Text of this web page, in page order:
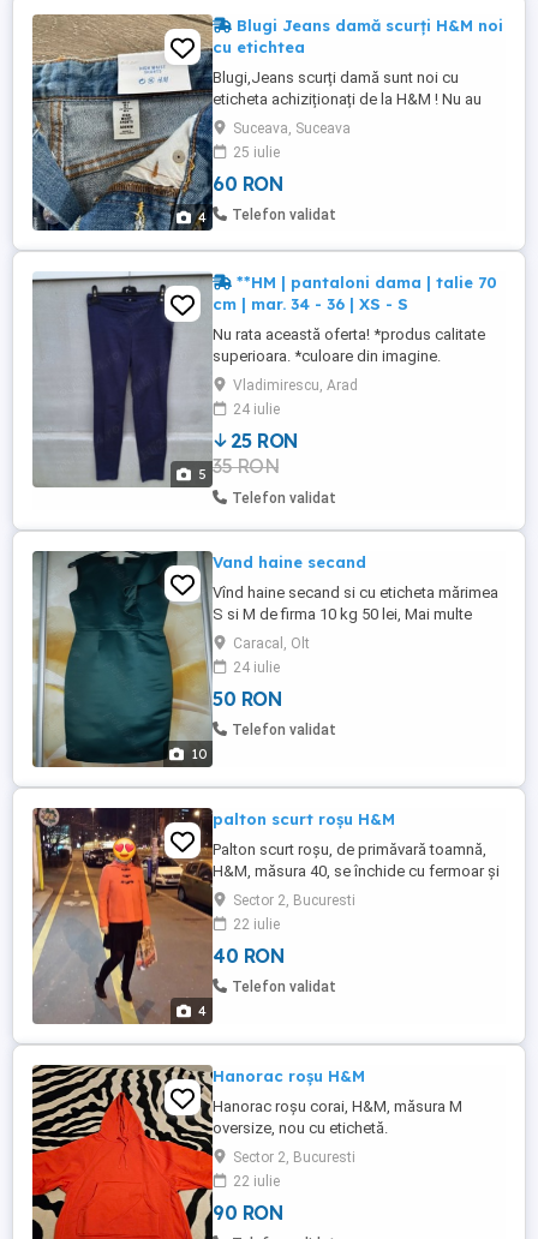
4
Blugi Jeans damă scurți H&M noi
cu etichtea
Blugi,Jeans scurți damă sunt noi cu
eticheta achiziționați de la H&M ! Nu au
fost nici probați..sunt noi cu eticheta!
Suceava, Suceava
25 iulie
60 RON
Telefon validat
5
**HM | pantaloni dama | talie 70
cm | mar. 34 - 36 | XS - S
Nu rata această oferta! *produs calitate
superioara. *culoare din imagine.
*material din imagine. ***stare buna.
produs utilizat. NU FAC SCHIMBURI
Vladimirescu, Arad
24 iulie
25 RON
35 RON
Telefon validat
10
Vand haine secand
Vînd haine secand si cu eticheta mărimea
S si M de firma 10 kg 50 lei, Mai multe
detalii si poze la nr de telefon .
Caracal, Olt
24 iulie
50 RON
Telefon validat
4
palton scurt roșu H&M
Palton scurt roșu, de primăvară toamnă,
H&M, măsura 40, se închide cu fermoar și
3 nasturi deosebiți, cu buzunare. La spate
este efect de buburuză. Culoare nuanță
roșu corai.
Sector 2, Bucuresti
22 iulie
40 RON
Telefon validat
Hanorac roșu H&M
Hanorac roșu corai, H&M, măsura M
oversize, nou cu etichetă.
Sector 2, Bucuresti
22 iulie
90 RON